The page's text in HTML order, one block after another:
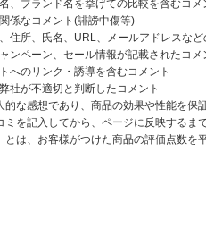
、ブランド名を挙げての比較を含むコメ
係なコメント(誹謗中傷等)
住所、氏名、URL、メールアドレスな
ンペーン、セール情報が記載されたコメ
へのリンク・誘導を含むコメント
社が不適切と判断したコメント
的な感想であり、商品の効果や性能を保
ミを記入してから、ページに反映するま
とは、お客様がつけた商品の評価点数